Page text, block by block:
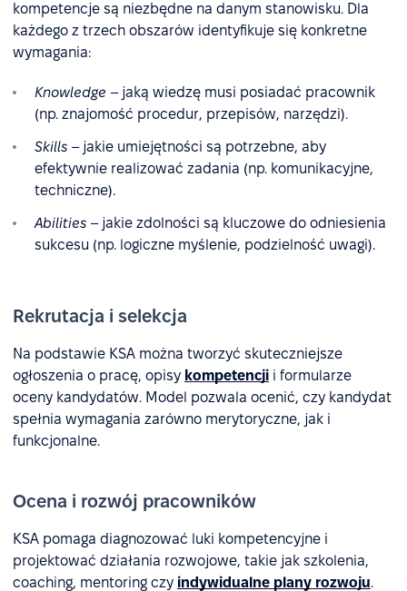
kompetencje są niezbędne na danym stanowisku. Dla
każdego z trzech obszarów identyfikuje się konkretne
wymagania:
Knowledge – jaką wiedzę musi posiadać pracownik
(np. znajomość procedur, przepisów, narzędzi).
Skills – jakie umiejętności są potrzebne, aby
efektywnie realizować zadania (np. komunikacyjne,
techniczne).
Abilities – jakie zdolności są kluczowe do odniesienia
sukcesu (np. logiczne myślenie, podzielność uwagi).
Rekrutacja i selekcja
Na podstawie KSA można tworzyć skuteczniejsze
ogłoszenia o pracę, opisy kompetencji i formularze
oceny kandydatów. Model pozwala ocenić, czy kandydat
spełnia wymagania zarówno merytoryczne, jak i
funkcjonalne.
Ocena i rozwój pracowników
KSA pomaga diagnozować luki kompetencyjne i
projektować działania rozwojowe, takie jak szkolenia,
coaching, mentoring czy indywidualne plany rozwoju.